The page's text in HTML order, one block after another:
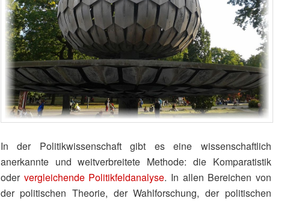
In der Politikwissenschaft gibt es eine wissenschaftlich
anerkannte und weitverbreitete Methode: die Komparatistik
oder vergleichende Politikfeldanalyse. In allen Bereichen von
der politischen Theorie, der Wahlforschung, der politischen